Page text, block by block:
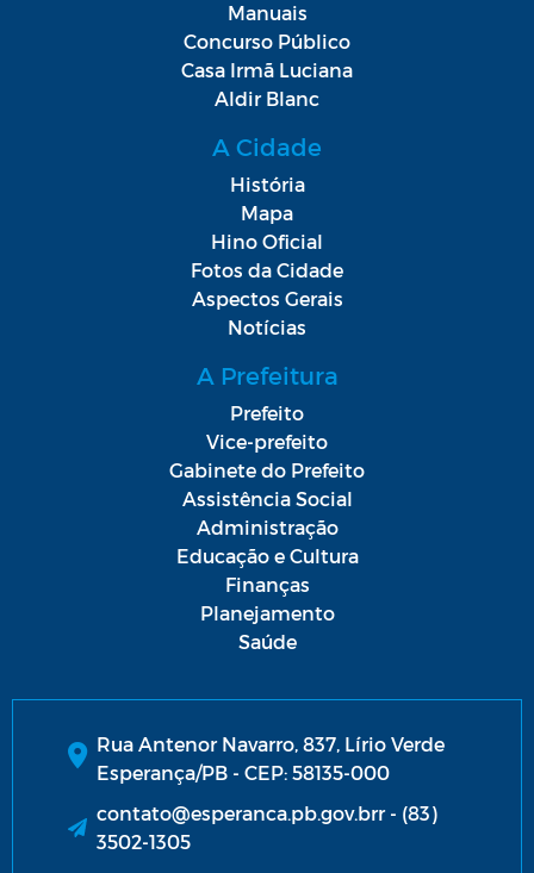
Manuais
Concurso Público
Casa Irmã Luciana
Aldir Blanc
A Cidade
História
Mapa
Hino Oficial
Fotos da Cidade
Aspectos Gerais
Notícias
A Prefeitura
Prefeito
Vice-prefeito
Gabinete do Prefeito
Assistência Social
Administração
Educação e Cultura
Finanças
Planejamento
Saúde
Rua Antenor Navarro, 837, Lírio Verde
Esperança/PB - CEP: 58135-000
contato@esperanca.pb.gov.brr - (83)
3502-1305